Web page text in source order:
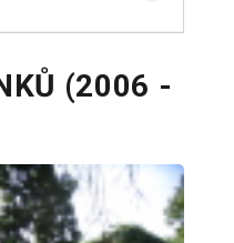
(2006 -